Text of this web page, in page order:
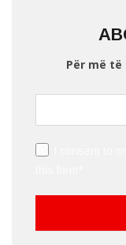
Për më